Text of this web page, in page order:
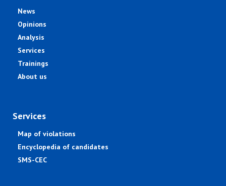
News
Opinions
Analysis
Services
Trainings
About us
Services
Map of violations
Encyclopedia of candidates
SMS-CEC